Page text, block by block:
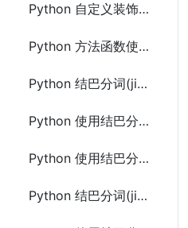
Python 自定义装饰器使用写法及示例代码
Python 方法函数使用多个装饰器及示例代码
Python 结巴分词(jieba)使用方法文档及示例代码
Python 使用结巴分词(jieba)并行分词及示例代码
Python 使用结巴分词(jieba)提取关键词和词性标注方法及示例代码
Python 结巴分词(jieba)的延迟加载机制及示例代码